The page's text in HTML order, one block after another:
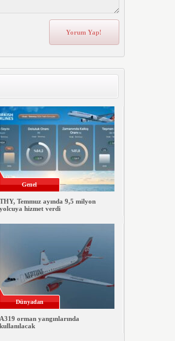
Genel
THY, Temmuz ayında 9,5 milyon
yolcuya hizmet verdi
Dünyadan
A319 orman yangınlarında
kullanılacak